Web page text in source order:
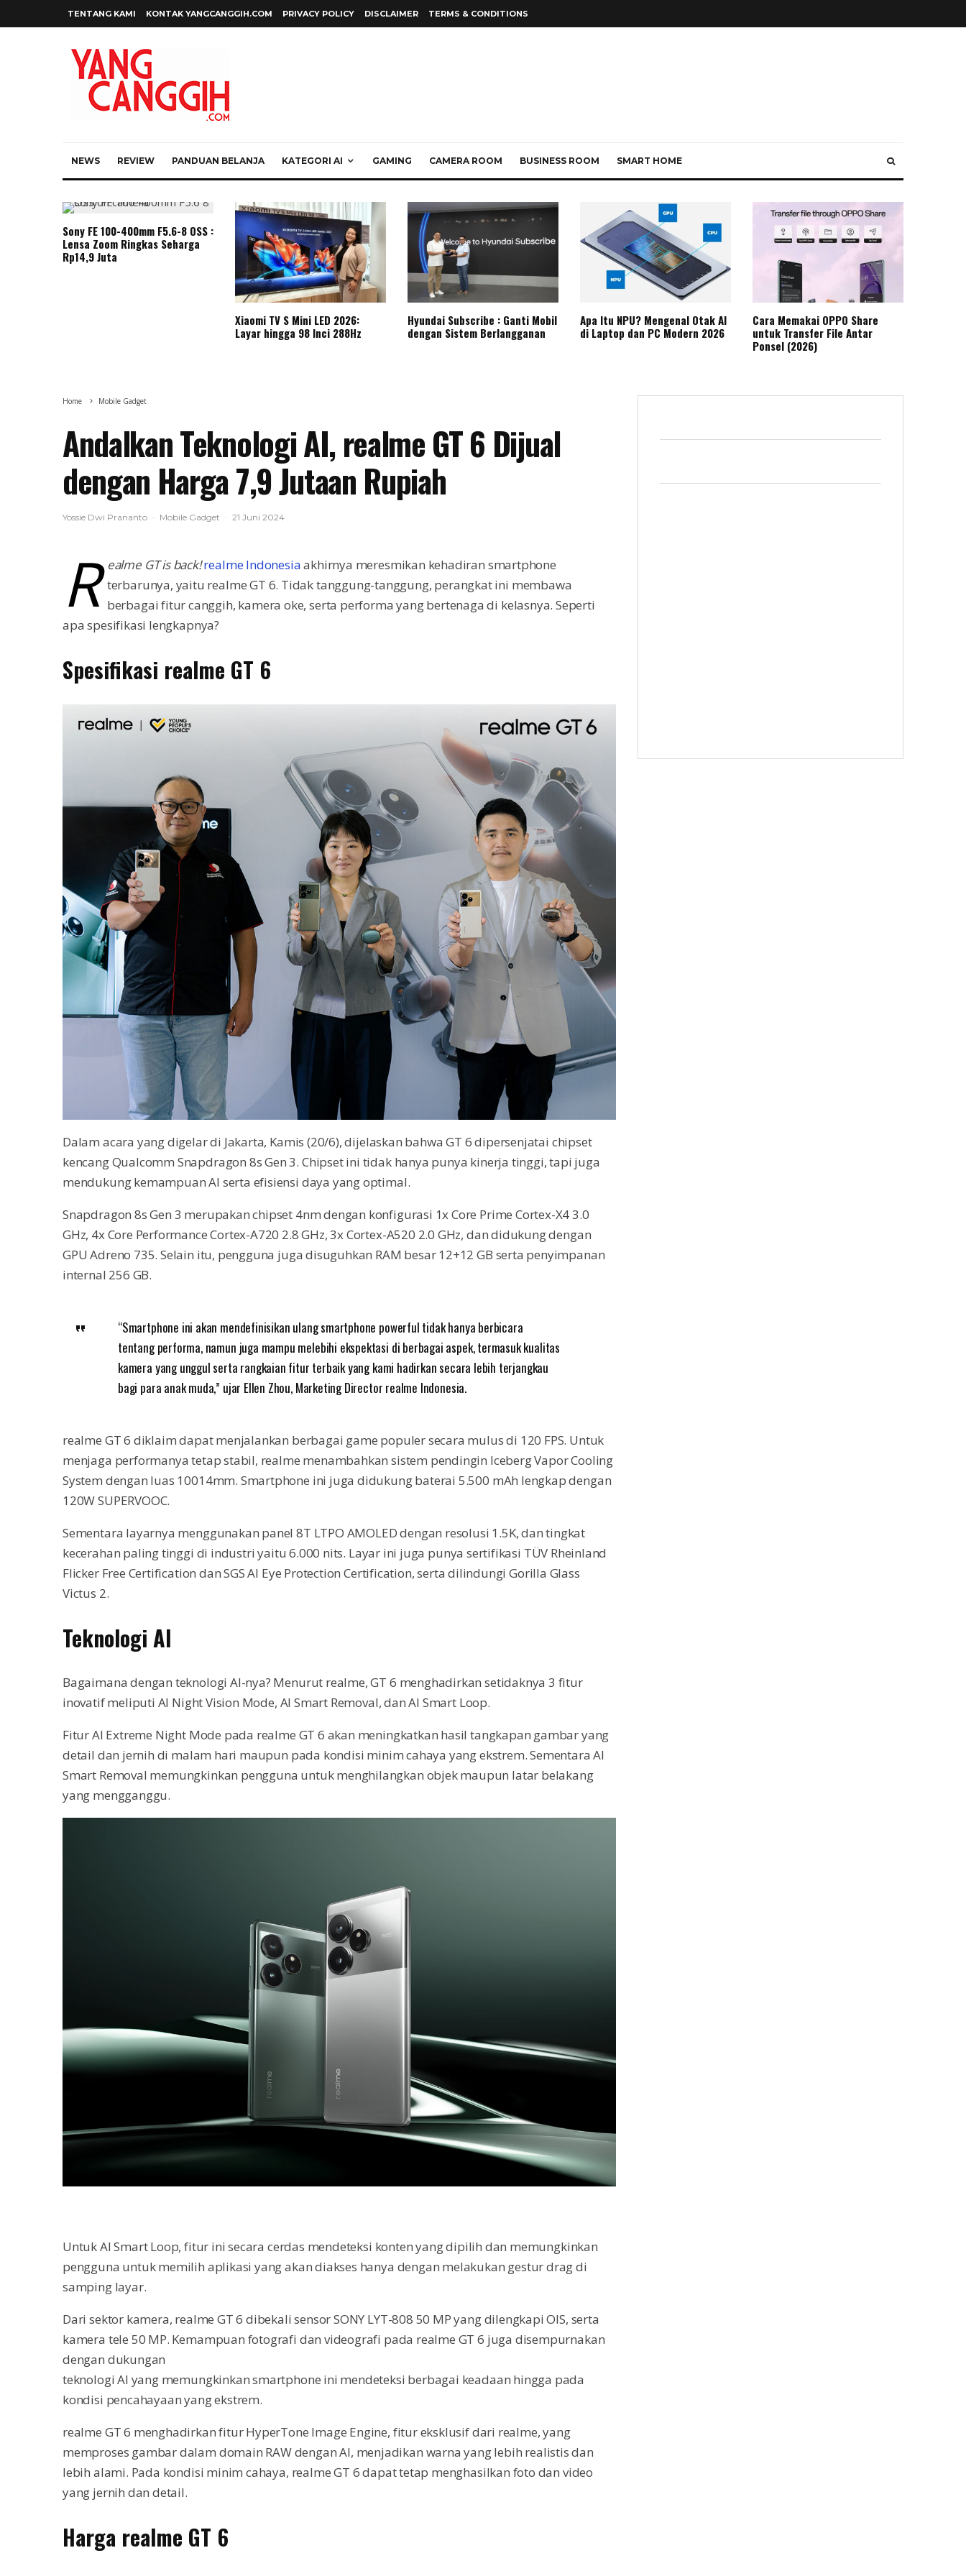
TENTANG KAMI KONTAK YANGCANGGIH.COM PRIVACY POLICY DISCLAIMER TERMS & CONDITIONS
NEWS REVIEW PANDUAN BELANJA KATEGORI AI GAMING CAMERA ROOM BUSINESS ROOM SMART HOME
Sony FE 100-400mm F5.6-8 OSS :
Lensa Zoom Ringkas Seharga
Rp14,9 Juta
Xiaomi TV S Mini LED 2026:
Layar hingga 98 Inci 288Hz
Hyundai Subscribe : Ganti Mobil
dengan Sistem Berlangganan
Apa Itu NPU? Mengenal Otak AI
di Laptop dan PC Modern 2026
Cara Memakai OPPO Share
untuk Transfer File Antar
Ponsel (2026)
Home Mobile Gadget
Andalkan Teknologi AI, realme GT 6 Dijual
dengan Harga 7,9 Jutaan Rupiah
Yossie Dwi Prananto · Mobile Gadget · 21 Juni 2024
r ealme GT is back!realme Indonesiaakhirnya meresmikan kehadiran smartphone
terbarunya, yaitu realme GT 6. Tidak tanggung-tanggung, perangkat ini membawa
berbagai fitur canggih, kamera oke, serta performa yang bertenaga di kelasnya. Seperti
apa spesifikasi lengkapnya?
Spesifikasi realme GT 6
Dalam acara yang digelar di Jakarta, Kamis (20/6), dijelaskan bahwa GT 6 dipersenjatai chipset
kencang Qualcomm Snapdragon 8s Gen 3. Chipset ini tidak hanya punya kinerja tinggi, tapi juga
mendukung kemampuan AI serta efisiensi daya yang optimal.
Snapdragon 8s Gen 3 merupakan chipset 4nm dengan konfigurasi 1x Core Prime Cortex-X4 3.0
GHz, 4x Core Performance Cortex-A720 2.8 GHz, 3x Cortex-A520 2.0 GHz, dan didukung dengan
GPU Adreno 735. Selain itu, pengguna juga disuguhkan RAM besar 12+12 GB serta penyimpanan
internal 256 GB.
“Smartphone ini akan mendefinisikan ulang smartphone powerful tidak hanya berbicara
tentang performa, namun juga mampu melebihi ekspektasi di berbagai aspek, termasuk kualitas
kamera yang unggul serta rangkaian fitur terbaik yang kami hadirkan secara lebih terjangkau
bagi para anak muda,” ujar Ellen Zhou, Marketing Director realme Indonesia.
realme GT 6 diklaim dapat menjalankan berbagai game populer secara mulus di 120 FPS. Untuk
menjaga performanya tetap stabil, realme menambahkan sistem pendingin Iceberg Vapor Cooling
System dengan luas 10014mm. Smartphone ini juga didukung baterai 5.500 mAh lengkap dengan
120W SUPERVOOC.
Sementara layarnya menggunakan panel 8T LTPO AMOLED dengan resolusi 1.5K, dan tingkat
kecerahan paling tinggi di industri yaitu 6.000 nits. Layar ini juga punya sertifikasi TÜV Rheinland
Flicker Free Certification dan SGS AI Eye Protection Certification, serta dilindungi Gorilla Glass
Victus 2.
Teknologi AI
Bagaimana dengan teknologi AI-nya? Menurut realme, GT 6 menghadirkan setidaknya 3 fitur
inovatif meliputi AI Night Vision Mode, AI Smart Removal, dan AI Smart Loop.
Fitur AI Extreme Night Mode pada realme GT 6 akan meningkatkan hasil tangkapan gambar yang
detail dan jernih di malam hari maupun pada kondisi minim cahaya yang ekstrem. Sementara AI
Smart Removal memungkinkan pengguna untuk menghilangkan objek maupun latar belakang
yang mengganggu.
Untuk AI Smart Loop, fitur ini secara cerdas mendeteksi konten yang dipilih dan memungkinkan
pengguna untuk memilih aplikasi yang akan diakses hanya dengan melakukan gestur drag di
samping layar.
Dari sektor kamera, realme GT 6 dibekali sensor SONY LYT-808 50 MP yang dilengkapi OIS, serta
kamera tele 50 MP. Kemampuan fotografi dan videografi pada realme GT 6 juga disempurnakan
dengan dukungan
teknologi AI yang memungkinkan smartphone ini mendeteksi berbagai keadaan hingga pada
kondisi pencahayaan yang ekstrem.
realme GT 6 menghadirkan fitur HyperTone Image Engine, fitur eksklusif dari realme, yang
memproses gambar dalam domain RAW dengan AI, menjadikan warna yang lebih realistis dan
lebih alami. Pada kondisi minim cahaya, realme GT 6 dapat tetap menghasilkan foto dan video
yang jernih dan detail.
Harga realme GT 6